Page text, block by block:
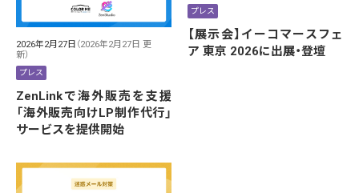
2026年2月27日 （2026年2月27日 更
新）
プレス
ZenLinkで海外販売を支援
「海外販売向けLP制作代行」
サービスを提供開始
プレス
【展示会】イーコマースフェ
ア 東京 2026に出展・登壇